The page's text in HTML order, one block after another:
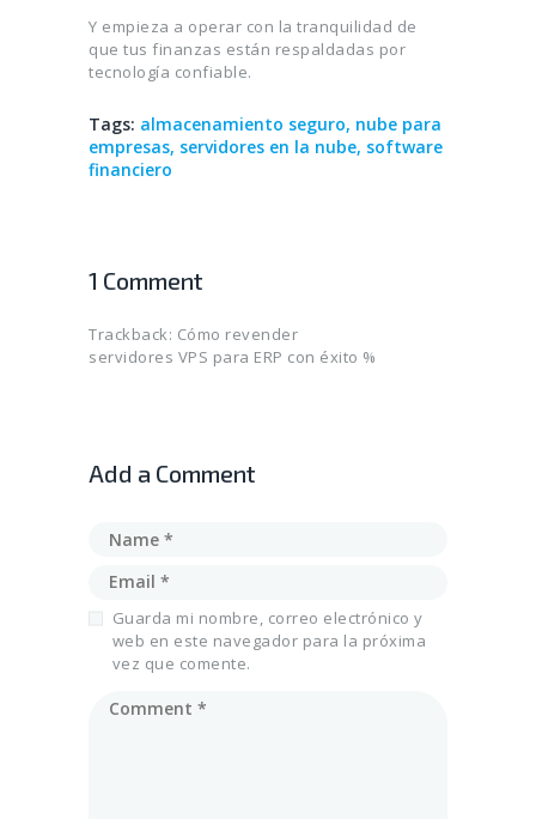
Y empieza a operar con la tranquilidad de
que tus finanzas están respaldadas por
tecnología confiable.
Tags: almacenamiento seguro, nube para
empresas, servidores en la nube, software
financiero
1 Comment
Trackback: Cómo revender
servidores VPS para ERP con éxito %
Add a Comment
Guarda mi nombre, correo electrónico y
web en este navegador para la próxima
vez que comente.